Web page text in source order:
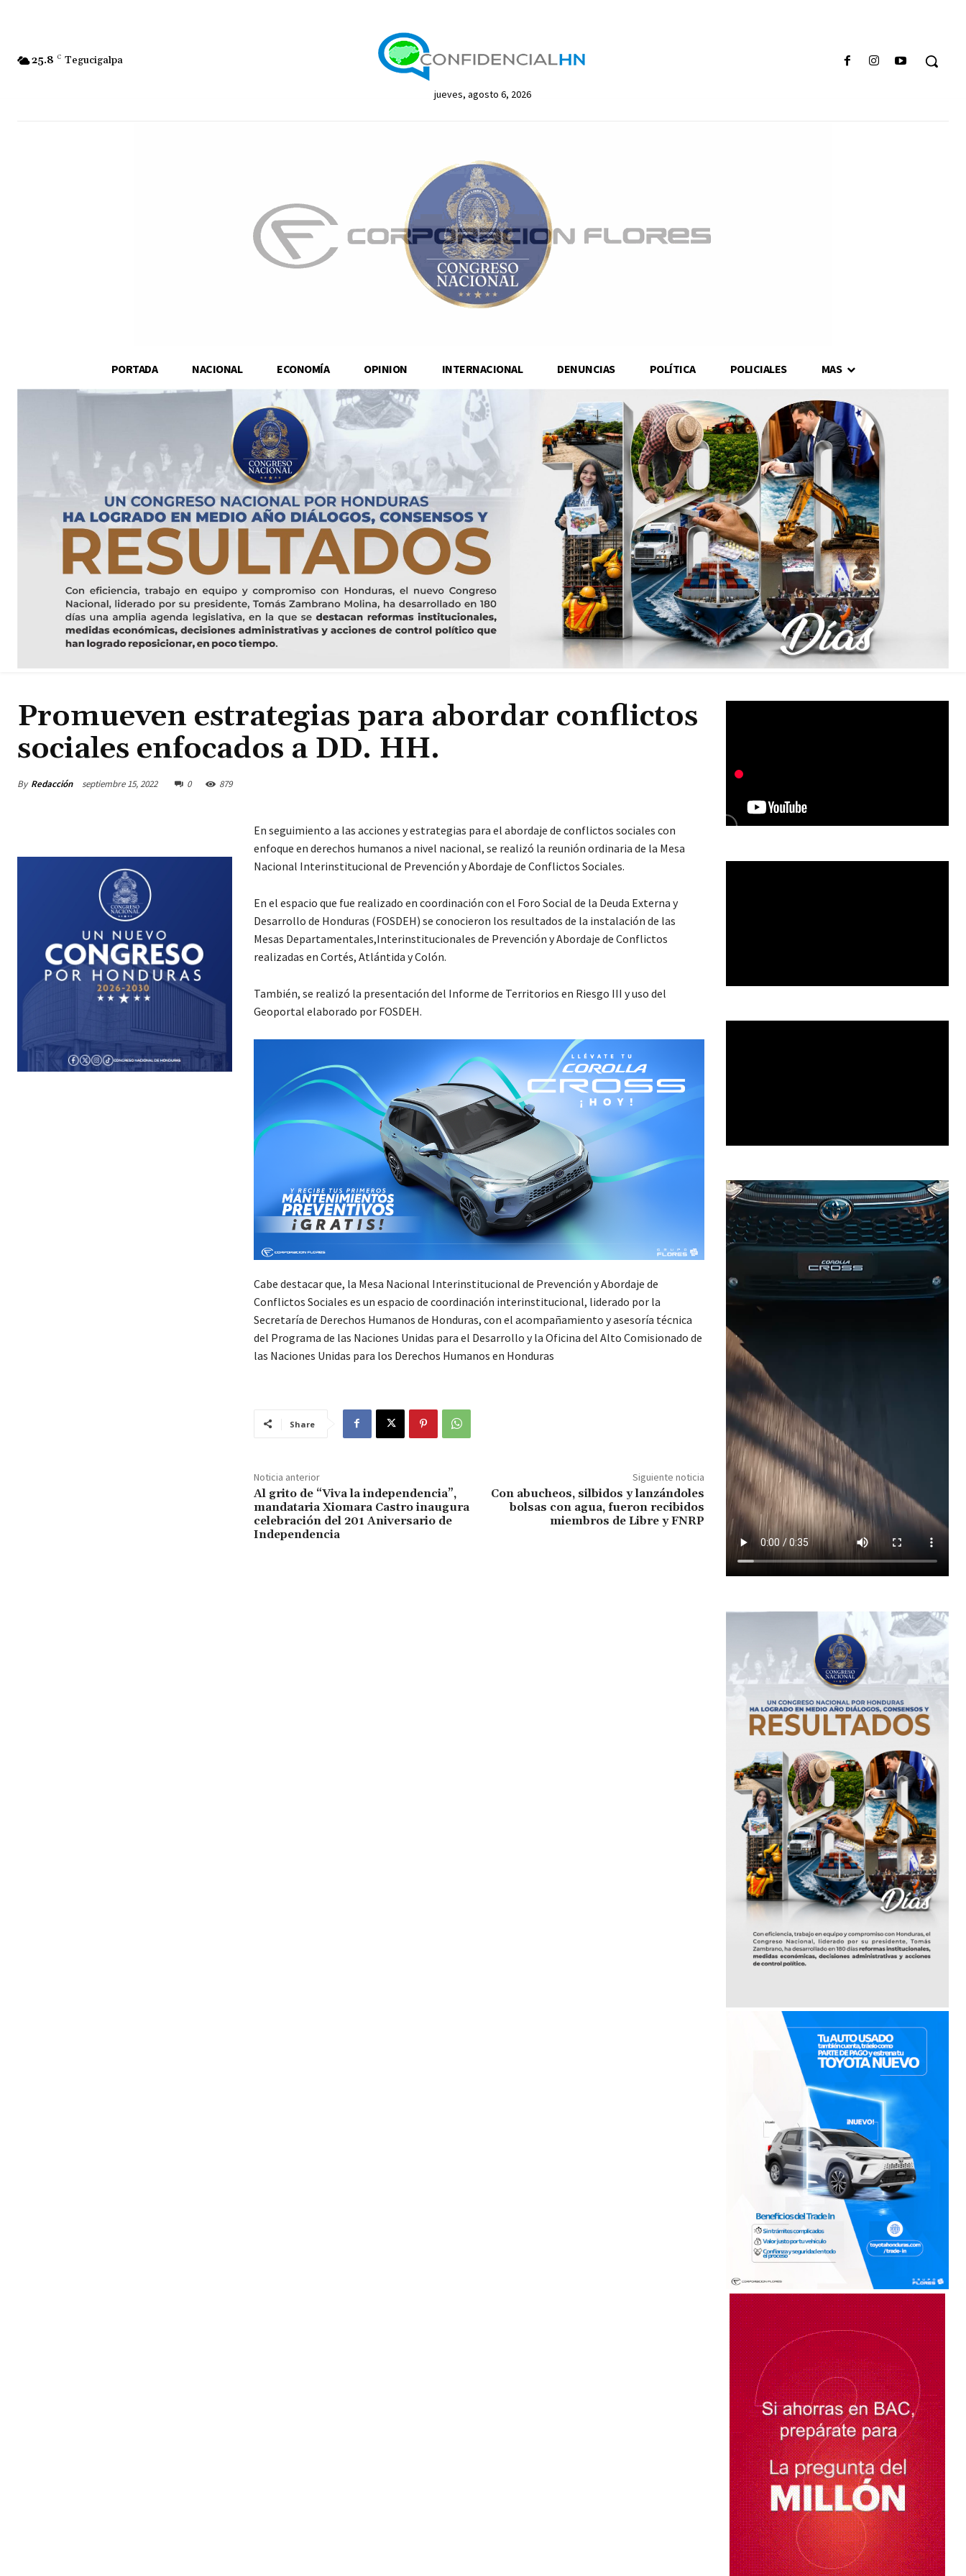
25.8 C Tegucigalpa
jueves, agosto 6, 2026
PORTADA NACIONAL ECONOMÍA OPINION INTERNACIONAL DENUNCIAS POLÍTICA POLICIALES MAS
Promueven estrategias para abordar conflictos
sociales enfocados a DD. HH.
By Redacción septiembre 15, 2022 0 879
En seguimiento a las acciones y estrategias para el abordaje de conflictos sociales con
enfoque en derechos humanos a nivel nacional, se realizó la reunión ordinaria de la Mesa
Nacional Interinstitucional de Prevención y Abordaje de Conflictos Sociales.
En el espacio que fue realizado en coordinación con el Foro Social de la Deuda Externa y
Desarrollo de Honduras (FOSDEH) se conocieron los resultados de la instalación de las
Mesas Departamentales,Interinstitucionales de Prevención y Abordaje de Conflictos
realizadas en Cortés, Atlántida y Colón.
También, se realizó la presentación del Informe de Territorios en Riesgo III y uso del
Geoportal elaborado por FOSDEH.
Cabe destacar que, la Mesa Nacional Interinstitucional de Prevención y Abordaje de
Conflictos Sociales es un espacio de coordinación interinstitucional, liderado por la
Secretaría de Derechos Humanos de Honduras, con el acompañamiento y asesoría técnica
del Programa de las Naciones Unidas para el Desarrollo y la Oficina del Alto Comisionado de
las Naciones Unidas para los Derechos Humanos en Honduras
Share
Noticia anterior
Al grito de “Viva la independencia”,
mandataria Xiomara Castro inaugura
celebración del 201 Aniversario de
Independencia
Siguiente noticia
Con abucheos, silbidos y lanzándoles
bolsas con agua, fueron recibidos
miembros de Libre y FNRP